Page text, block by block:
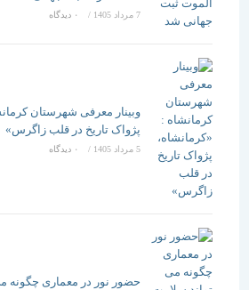
/ ۰ دیدگاه
وبینار معرفی شهرستان کرمانشاه :
پژواک تاریخ در قلب زاگرس»
5 مرداد 1405 / ۰ دیدگاه
حضور نور در معماری چگونه می